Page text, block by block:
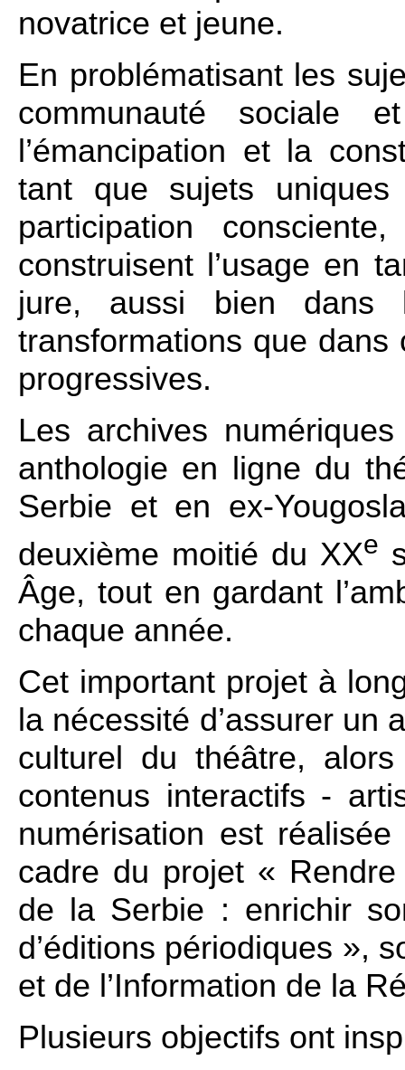
novatrice et jeune.
En problématisant les
communauté sociale
l’émancipation et la
tant que sujets uniques
participation
construisent l’usage en
jure, aussi bien dans
transformations que
progressives.
Les archives
anthologie en ligne du
Serbie et en ex-
deuxième moitié du XXe
Âge, tout en gardant
chaque année.
Cet important projet à
la nécessité d’assurer
culturel du théâtre,
contenus interactifs -
numérisation est
cadre du projet «
de la Serbie : enrichir
d’éditions périodiques »,
et de l’Information de la
Plusieurs objectifs ont